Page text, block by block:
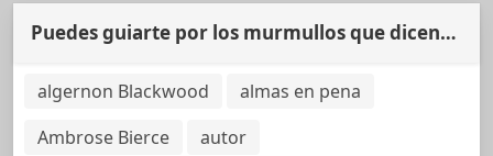
Puedes guiarte por los murmullos que dicen…
algernon Blackwood
almas en pena
Ambrose Bierce
autor